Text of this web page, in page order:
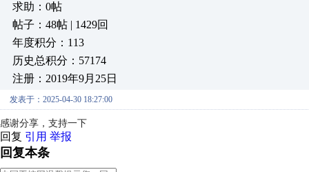
求助：0帖
帖子：48帖 | 1429回
年度积分：113
历史总积分：57174
注册：2019年9月25日
发表于：2025-04-30 18:27:00
感谢分享，支持一下
回复 引用 举报
回复本条